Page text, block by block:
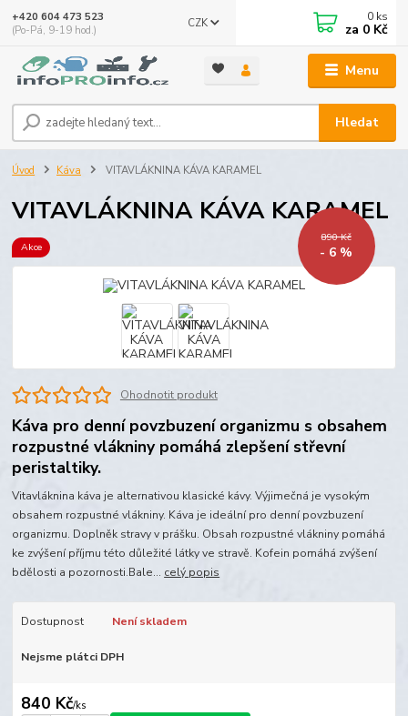
Menu
CZK
Hledat
+420 604 473 523
(Po-Pá, 9-19 hod.)
0 ks
za 0 Kč
Úvod Káva VITAVLÁKNINA KÁVA KARAMEL
VITAVLÁKNINA KÁVA KARAMEL
Akce
890 Kč
- 6 %
Ohodnotit produkt
Káva pro denní povzbuzení organizmu s obsahem
rozpustné vlákniny pomáhá zlepšení střevní
peristaltiky.
Vitavláknina káva je alternativou klasické kávy. Výjimečná je vysokým
obsahem rozpustné vlákniny. Káva je ideální pro denní povzbuzení
organizmu. Doplněk stravy v prášku. Obsah rozpustné vlákniny pomáhá
ke zvýšení příjmu této důležité látky ve stravě. Kofein pomáhá zvýšení
bdělosti a pozornosti.Bale... celý popis
Dostupnost Není skladem
Nejsme plátci DPH
840 Kč/ks